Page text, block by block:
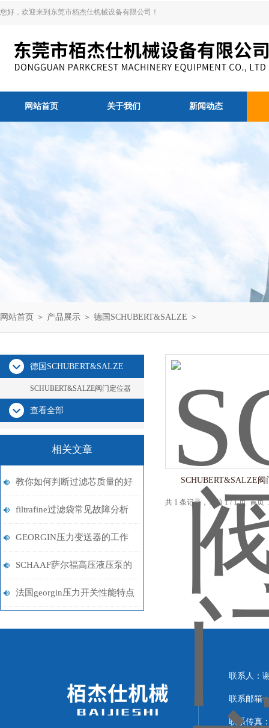
您好，欢迎来到东莞市栢杰仕机械设备有限公司！
网站首页 关于我们 新闻动态
网站首页 ＞ 产品展示 ＞ 德国SCHUBERT&SALZE ＞
德国SCHUBERT&SALZE
SCHUBERT&SALZE阀门定位器
查看全部
相关文章
教你如何判断过滤芯质量的好
差
filtrafine过滤袋常见故障分析
与针对性解决方法分享
GEORGIN压力变送器的工作
原理
SCHAAF萨尔福高压液压泵的
常见故障相应解决方法分享
法国georgin压力开关性能特点
SCHUBERT&SALZE阀
共 1 条记录，当前 1 / 1 页 首
联系人：
联系邮箱
联系传真